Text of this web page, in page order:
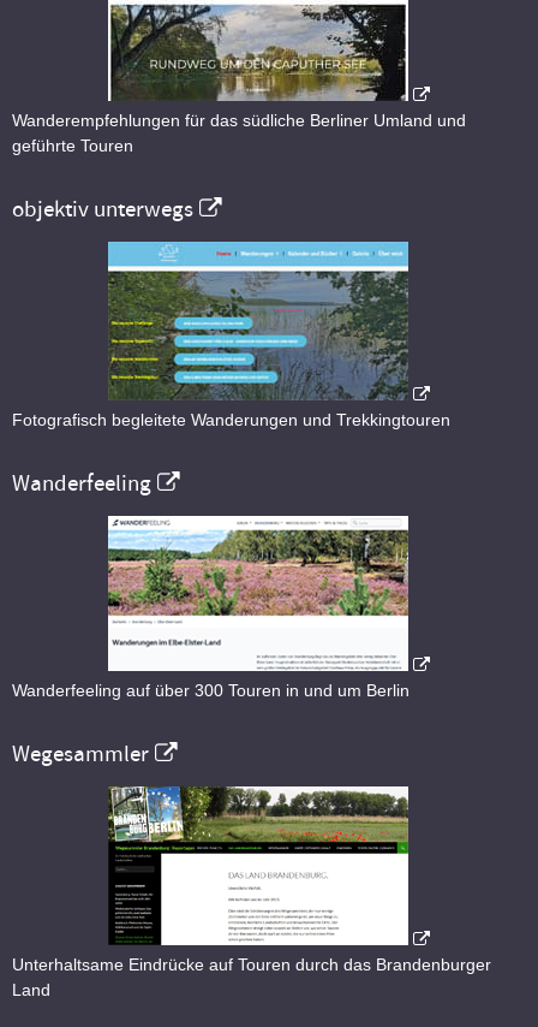
Wanderempfehlungen für das südliche Berliner Umland und
geführte Touren
objektiv unterwegs
Fotografisch begleitete Wanderungen und Trekkingtouren
Wanderfeeling
Wanderfeeling auf über 300 Touren in und um Berlin
Wegesammler
Unterhaltsame Eindrücke auf Touren durch das Brandenburger
Land